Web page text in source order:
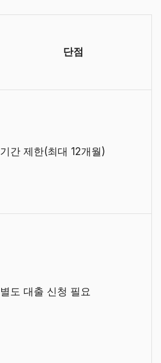
단점
기간 제한(최대 12개월)
별도 대출 신청 필요